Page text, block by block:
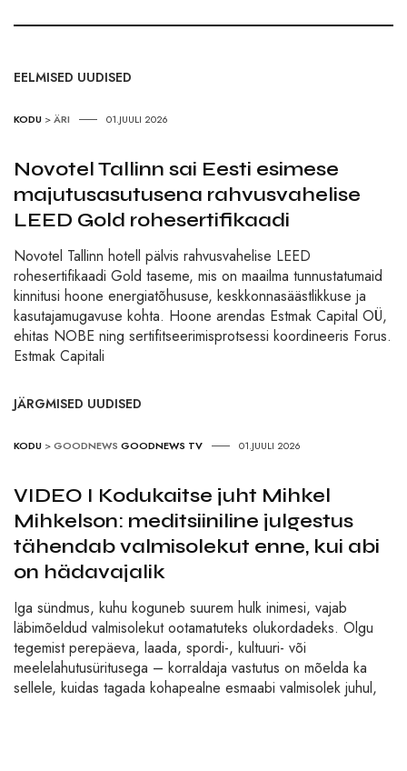
EELMISED UUDISED
KODU >ÄRI 01.JUULI 2026
Novotel Tallinn sai Eesti esimese
majutusasutusena rahvusvahelise
LEED Gold rohesertifikaadi
Novotel Tallinn hotell pälvis rahvusvahelise LEED
rohesertifikaadi Gold taseme, mis on maailma tunnustatumaid
kinnitusi hoone energiatõhususe, keskkonnasäästlikkuse ja
kasutajamugavuse kohta. Hoone arendas Estmak Capital OÜ,
ehitas NOBE ning sertifitseerimisprotsessi koordineeris Forus.
Estmak Capitali
JÄRGMISED UUDISED
KODU >GOODNEWS GOODNEWS TV 01.JUULI 2026
VIDEO I Kodukaitse juht Mihkel
Mihkelson: meditsiiniline julgestus
tähendab valmisolekut enne, kui abi
on hädavajalik
Iga sündmus, kuhu koguneb suurem hulk inimesi, vajab
läbimõeldud valmisolekut ootamatuteks olukordadeks. Olgu
tegemist perepäeva, laada, spordi-, kultuuri- või
meelelahutusüritusega – korraldaja vastutus on mõelda ka
sellele, kuidas tagada kohapealne esmaabi valmisolek juhul,